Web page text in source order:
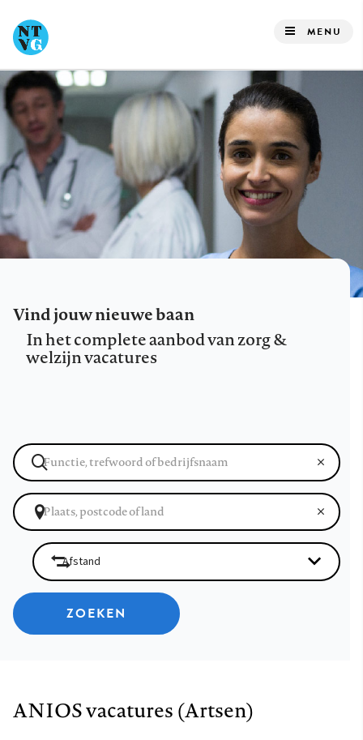
naar
de
inhoud
gaan
MENU
Vind jouw nieuwe baan
In het complete aanbod van zorg &
welzijn vacatures
ZOEKEN
ANIOS vacatures (Artsen)